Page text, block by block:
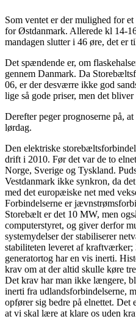
Som ventet er der mulighed for
for Østdanmark. Allerede kl 14-
mandagen slutter i 46 øre, det er
Det spændende er, om
gennem Danmark. Da
06, er der desværre ikke god
lige så gode priser, men det
Derefter pegerprognoserne på,
lørdag.
Den elektriske
drift i 2010. Før det var de to
Norge, Sverige og Tyskland.
Vestdanmark ikke synkron, da
med det europæiske net med
Forbindelserne er
Storebælt er det 10 MW, men
computerstyret, og giver derfor
systemydelser der stabiliserer
stabiliteten leveret af kraftværker;
generatortog har en vis inerti.
krav om at der altid skulle køre
Det krav har man ikke længere,
inerti fra udlandsforbindelserne,
opfører sig bedre på elnettet. Det
at vi skal lære at klare os uden